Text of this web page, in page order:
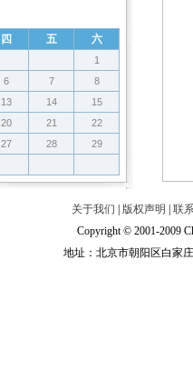
四 五 六
1
6 7
8
13 14
15
20 21
22
27 28
29
关于我们 版权声明
联
Copyright © 2001-2009
地址：北京市朝阳区白家